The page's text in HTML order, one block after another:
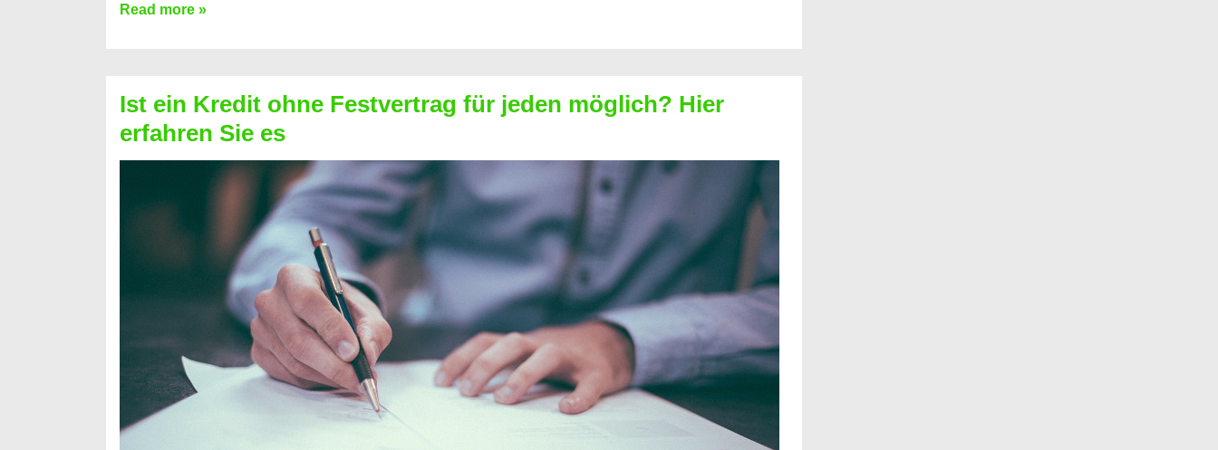
Kreditkarte
Prepaid
ist
nicht
Read more »
Ist ein Kredit ohne Festvertrag für jeden möglich? Hier
erfahren Sie es